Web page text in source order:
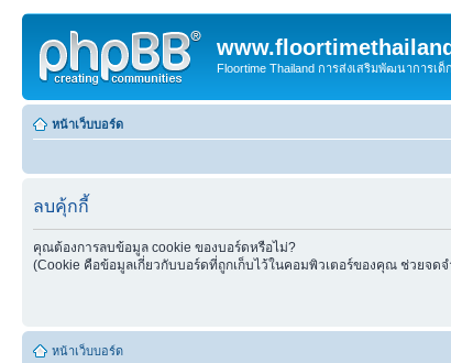
Floortime Thailand การส่งเสริมพัฒนาการ
หน้าเว็บบอร์ด
ลบคุ้กกี้
คุณต้องการลบข้อมูล cookie ของบอร์ดหรือไม่?
(Cookie คือข้อมูลเกี่ยวกับบอร์ดที่ถูกเก็บไว้ในคอมพิวเตอร์ของคุณ ช่วยจด
หน้าเว็บบอร์ด